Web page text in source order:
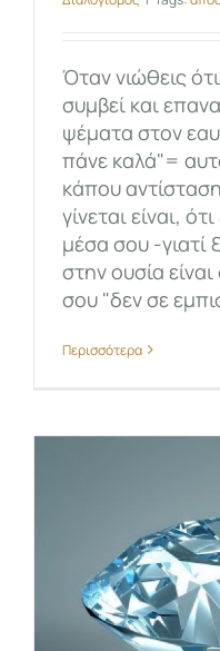
Όταν νιώθεις
συμβεί και
ψέματα στον
πάνε καλά"=
κάπου
γίνεται είναι,
μέσα σου -γιατί
στην ουσία
σου "δεν σε
Περισσότερα